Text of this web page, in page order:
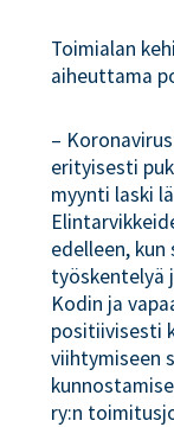
Toimialan
aiheuttama
–
erityisesti
myynti laski
edelleen,
työskentelyä
Kodin ja
positiivisesti
viihtymiseen
ry:n